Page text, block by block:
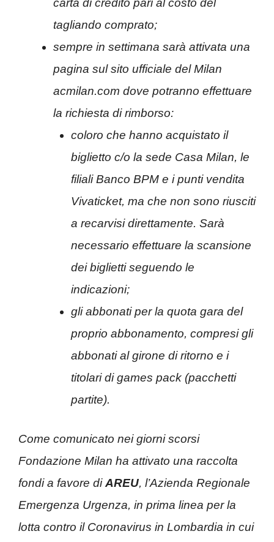
tagliando comprato;
sempre in settimana sarà attivata una
pagina sul sito ufficiale del Milan
acmilan.com dove potranno effettuare
la richiesta di rimborso:
coloro che hanno acquistato il
biglietto c/o la sede Casa Milan, le
filiali Banco BPM e i punti vendita
Vivaticket, ma che non sono riusciti
a recarvisi direttamente. Sarà
necessario effettuare la scansione
dei biglietti seguendo le
indicazioni;
gli abbonati per la quota gara del
proprio abbonamento, compresi gli
abbonati al girone di ritorno e i
titolari di games pack (pacchetti
partite).
Come comunicato nei giorni scorsi
Fondazione Milan ha attivato una raccolta
fondi a favore diAREU, l’Azienda Regionale
Emergenza Urgenza, in prima linea per la
lotta contro il Coronavirus in Lombardia in cui